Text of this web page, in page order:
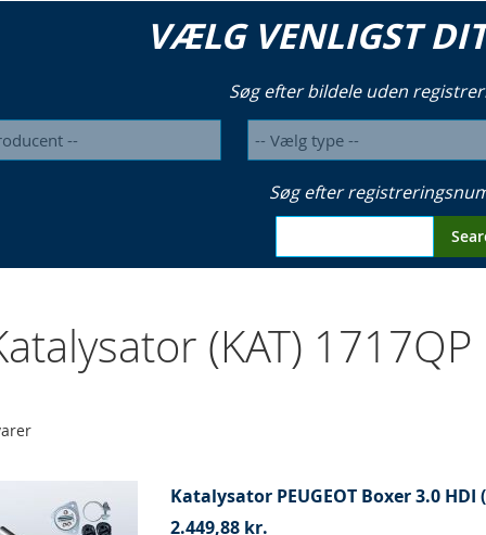
VÆLG VENLIGST
Søg efter bildele uden
Søg efter
(KAT) 1717QP
Katalysator PEUGEOT Boxer 3.0 HDI
2.449,88 kr.